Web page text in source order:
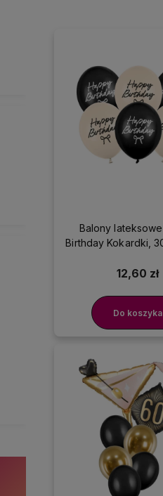
Balony
Birthday Kokardki,
12,60 zł
Do koszyka